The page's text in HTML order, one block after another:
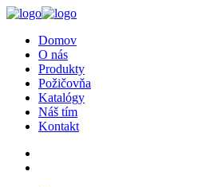
Domov
O nás
Produkty
Požičovňa
Katalógy
Náš tím
Kontakt